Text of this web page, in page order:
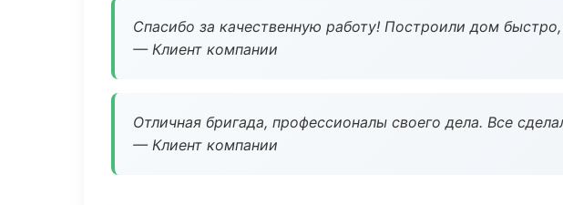
Спасибо за качественную работу! Построили дом
— Клиент компании
Отличная бригада, профессионалы своего дела. Все
— Клиент компании